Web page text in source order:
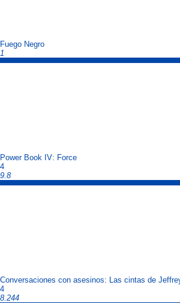
Fuego Negro
1
Power Book IV: Force
4
9.8
Conversaciones con asesinos: Las cintas de
4
8.244